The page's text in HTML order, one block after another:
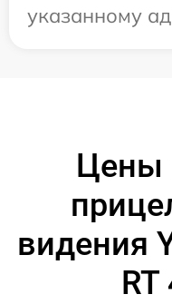
указанному
Цены
видения
RT